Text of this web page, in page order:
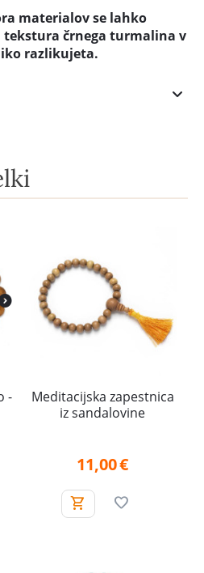
materialov se lahko
črnega turmalina v
razlikujeta.
-
Meditacijska zapestnica
iz sandalovine
11,00€